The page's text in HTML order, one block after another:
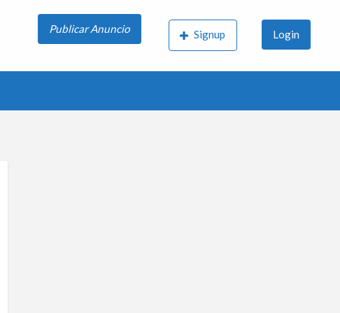
Publicar Anuncio Signup Login